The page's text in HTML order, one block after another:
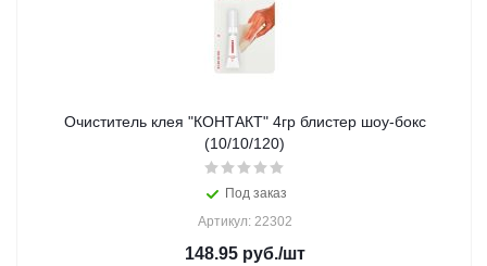
Очиститель клея "КОНТАКТ" 4гр блистер шоу-бокс
(10/10/120)
Под заказ
Артикул: 22302
148.95руб./шт